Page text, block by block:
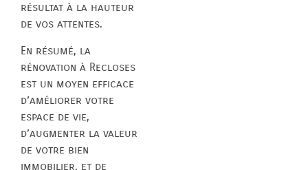
résultat à la hauteur
de vos attentes.
En résumé, la
rénovation à Recloses
est un moyen efficace
d’améliorer votre
espace de vie,
d’augmenter la valeur
de votre bien
immobilier, et de